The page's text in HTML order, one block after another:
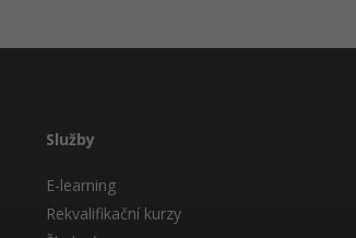
Služby
E-learning
Rekvalifikační kurzy